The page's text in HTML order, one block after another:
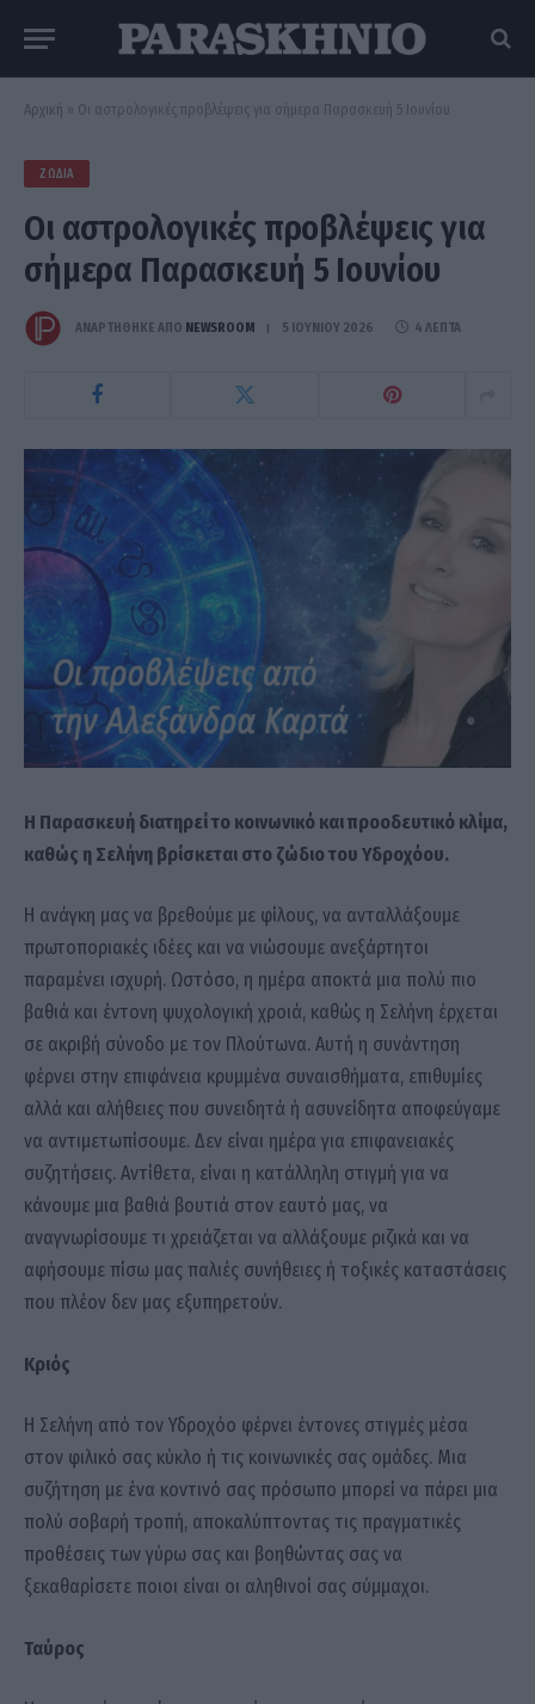
Αρχική » Οι αστρολογικές προβλέψεις για σήμερα Παρασκευή 5 Ιουνίου
ΖΏΔΙΑ
Οι αστρολογικές προβλέψεις για
σήμερα Παρασκευή 5 Ιουνίου
ΑΝΑΡΤΗΘΗΚΕ ΑΠΟ NEWSROOM 5 ΙΟΥΝΊΟΥ 2026 4 ΛΕΠΤΆ
Η Παρασκευή διατηρεί το κοινωνικό και προοδευτικό κλίμα,
καθώς η Σελήνη βρίσκεται στο ζώδιο του Υδροχόου.
Η ανάγκη μας να βρεθούμε με φίλους, να ανταλλάξουμε
πρωτοποριακές ιδέες και να νιώσουμε ανεξάρτητοι
παραμένει ισχυρή. Ωστόσο, η ημέρα αποκτά μια πολύ πιο
βαθιά και έντονη ψυχολογική χροιά, καθώς η Σελήνη έρχεται
σε ακριβή σύνοδο με τον Πλούτωνα. Αυτή η συνάντηση
φέρνει στην επιφάνεια κρυμμένα συναισθήματα, επιθυμίες
αλλά και αλήθειες που συνειδητά ή ασυνείδητα αποφεύγαμε
να αντιμετωπίσουμε. Δεν είναι ημέρα για επιφανειακές
συζητήσεις. Αντίθετα, είναι η κατάλληλη στιγμή για να
κάνουμε μια βαθιά βουτιά στον εαυτό μας, να
αναγνωρίσουμε τι χρειάζεται να αλλάξουμε ριζικά και να
αφήσουμε πίσω μας παλιές συνήθειες ή τοξικές καταστάσεις
που πλέον δεν μας εξυπηρετούν.
Κριός
Η Σελήνη από τον Υδροχόο φέρνει έντονες στιγμές μέσα
στον φιλικό σας κύκλο ή τις κοινωνικές σας ομάδες. Μια
συζήτηση με ένα κοντινό σας πρόσωπο μπορεί να πάρει μια
πολύ σοβαρή τροπή, αποκαλύπτοντας τις πραγματικές
προθέσεις των γύρω σας και βοηθώντας σας να
ξεκαθαρίσετε ποιοι είναι οι αληθινοί σας σύμμαχοι.
Ταύρος